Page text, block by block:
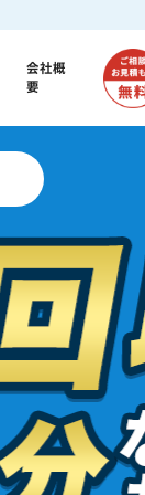
会社概
要